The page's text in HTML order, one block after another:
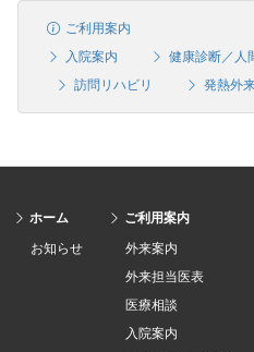
ご利用案内
入院案内
健康診断／人
訪問リハビリ
発熱外
ホーム
お知らせ
ご利用案内
外来案内
外来担当医表
医療相談
入院案内